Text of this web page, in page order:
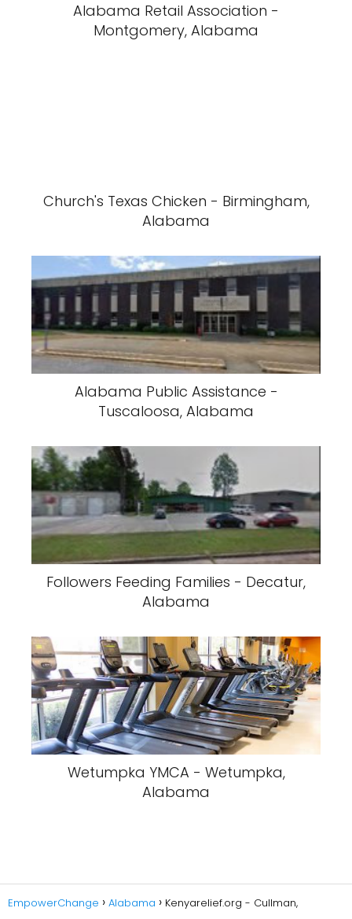
Alabama Retail Association -
Montgomery, Alabama
Church's Texas Chicken - Birmingham,
Alabama
Alabama Public Assistance -
Tuscaloosa, Alabama
Followers Feeding Families - Decatur,
Alabama
Wetumpka YMCA - Wetumpka,
Alabama
EmpowerChange Alabama
Kenyarelief.org - Cullman,